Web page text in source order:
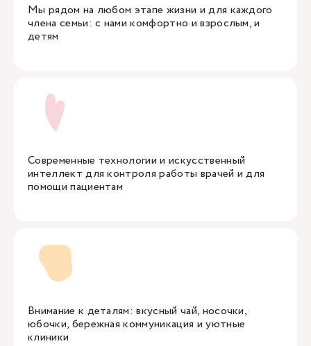
Мы рядом на любом этапе жизни и для каждого
члена семьи: с нами комфортно и взрослым, и
детям
Современные технологии и искусственный
интеллект для контроля работы врачей и для
помощи пациентам
Внимание к деталям: вкусный чай, носочки,
юбочки, бережная коммуникация и уютные
клиники